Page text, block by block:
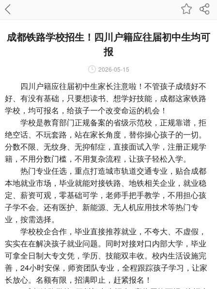
成都铁路学校招生！四川户籍应往届初中生均可
报
2026-05-15
四川户籍应往届初中生家长注意啦！不管孩子成绩好不
好、有没有基础，只要想读书、想学好技能，成都这家铁路
学校，均可报名，给孩子一个改变命运的机会！
学校是教育部门正规备案的省级示范校，正规靠谱，拒
绝空话、不玩套路，站在家长角度，替你操心孩子的一切。
分数不限、无纹身、无抑郁症，直接面试入学，注册正规学
籍，不用分数门槛，不用复杂流程，让孩子轻松入学。
热门专业任选，重点打造城市轨道交通专业，贴合成都
本地就业市场，毕业就能对接铁路、地铁相关企业，就业稳
定、薪资可观，零基础可学，老师手把手教学，不用担心孩
子学不会。还有医护、新能源、无人机应用技术等热门专
业，按需选择。
学校校企合作，毕业直接推荐就业，不夸大、不虚假，
实实在在解决孩子就业问题。同时对接对口内部大学，毕业
可拿全日制大专文凭，学历、技能双丰收。校内生活设施完
善，24小时安保，师资团队专业，全程跟踪孩子学习，让家
长放心。名额有限，招满即止，赶紧报名！